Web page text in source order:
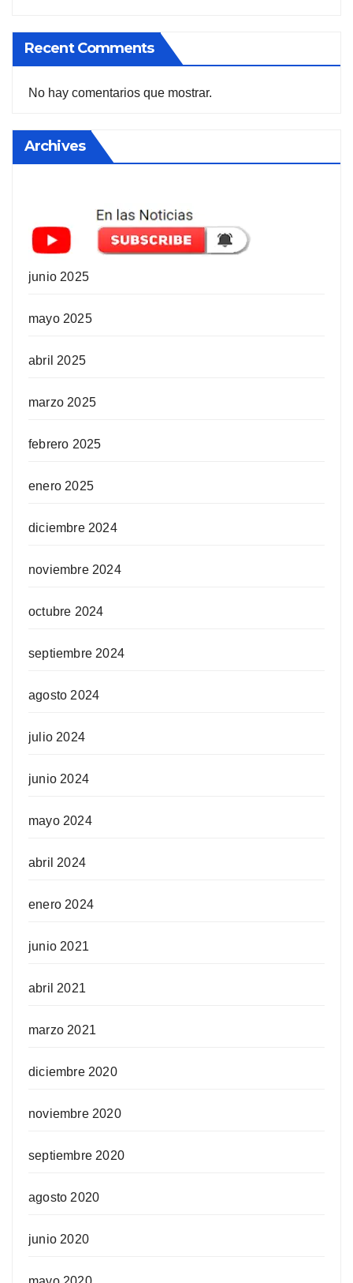
Recent Comments
No hay comentarios que mostrar.
Archives
junio 2025
mayo 2025
abril 2025
marzo 2025
febrero 2025
enero 2025
diciembre 2024
noviembre 2024
octubre 2024
septiembre 2024
agosto 2024
julio 2024
junio 2024
mayo 2024
abril 2024
enero 2024
junio 2021
abril 2021
marzo 2021
diciembre 2020
noviembre 2020
septiembre 2020
agosto 2020
junio 2020